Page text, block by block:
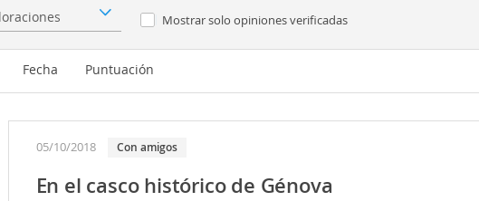
Mostrar solo opiniones verificadas
Fecha Puntuación
05/10/2018 Con amigos
En el casco histórico de Génova